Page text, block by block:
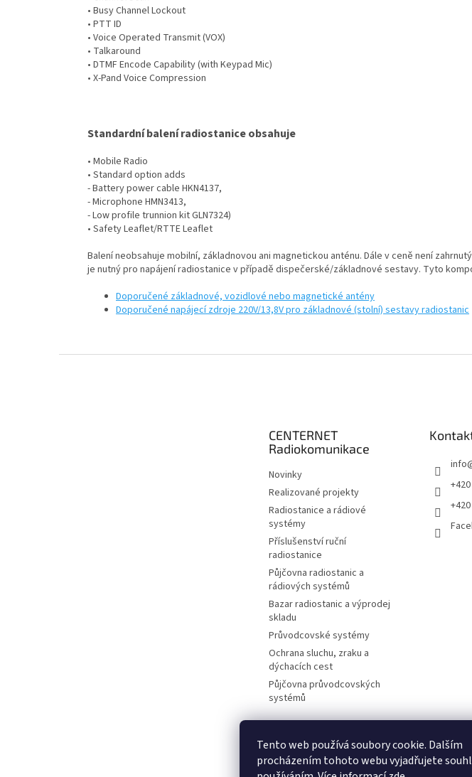
Tento web používá soubory cookie. Dalším
procházením tohoto webu vyjadřujete
• Busy Channel Lockout
• PTT ID
• Voice Operated Transmit (VOX)
• Talkaround
• DTMF Encode Capability (with Keypad Mic)
• X-Pand Voice Compression
Standardní balení radiostanice obsahuje
• Mobile Radio
• Standard option adds
- Battery power cable HKN4137,
- Microphone HMN3413,
- Low profile trunnion kit GLN7324)
• Safety Leaflet/RTTE Leaflet
Balení neobsahuje mobilní, základnovou ani magnetickou anténu. Dále v ceně není
je nutný pro napájení radiostanice v případě dispečerské/základnové sestavy. Tyto
Doporučené základnové, vozidlové nebo magnetické antény
Doporučené napájecí zdroje 220V/13,8V pro základnové (stolní) sestavy radiostanic
CENTERNET
Radiokomunikace
Novinky
Realizované projekty
Radiostanice a rádiové
systémy
Příslušenství ruční
radiostanice
Půjčovna radiostanic a
rádiových systémů
Bazar radiostanic a výprodej
skladu
Průvodcovské systémy
Ochrana sluchu, zraku a
dýchacích cest
Půjčovna průvodcovských
systémů
info
Motorolasolutions.com Meder.de